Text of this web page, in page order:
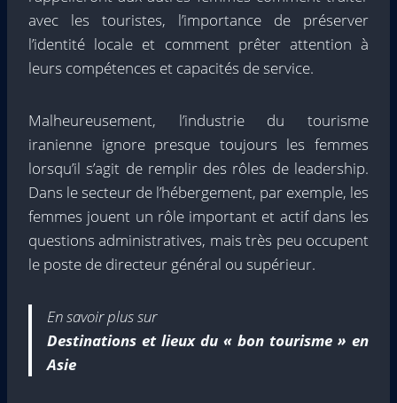
avec les touristes, l’importance de préserver
l’identité locale et comment prêter attention à
leurs compétences et capacités de service.
Malheureusement, l’industrie du tourisme
iranienne ignore presque toujours les femmes
lorsqu’il s’agit de remplir des rôles de leadership.
Dans le secteur de l’hébergement, par exemple, les
femmes jouent un rôle important et actif dans les
questions administratives, mais très peu occupent
le poste de directeur général ou supérieur.
En savoir plus sur
Destinations et lieux du « bon tourisme » en
Asie